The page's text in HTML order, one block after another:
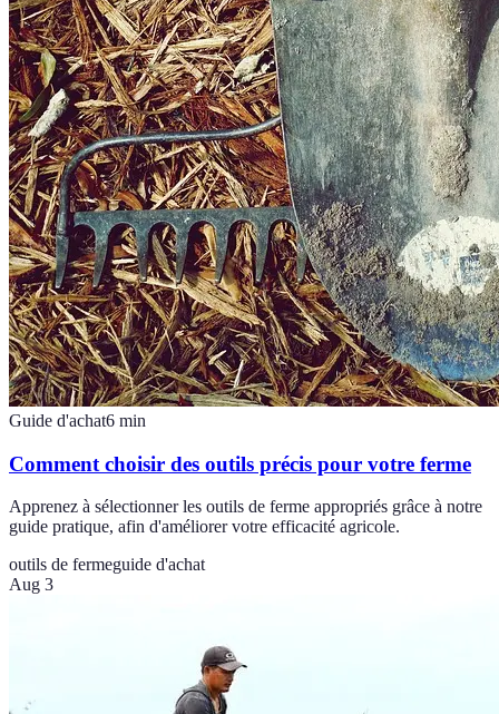
Guide d'achat6 min
Comment choisir des outils précis pour votre ferme
Apprenez à sélectionner les outils de ferme appropriés grâce à notre
guide pratique, afin d'améliorer votre efficacité agricole.
outils de fermeguide d'achat
Aug 3